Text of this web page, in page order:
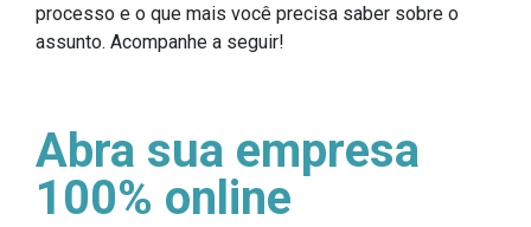
processo e o que mais você precisa saber sobre o
assunto. Acompanhe a seguir!
Abra sua empresa
100% online